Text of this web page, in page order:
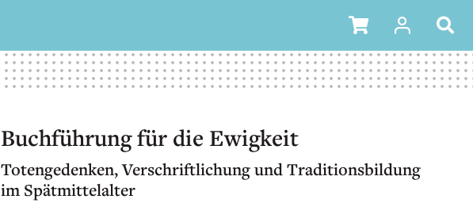
Buchführung für die Ewigkeit
Totengedenken, Verschriftlichung und Traditionsbildung
im Spätmittelalter